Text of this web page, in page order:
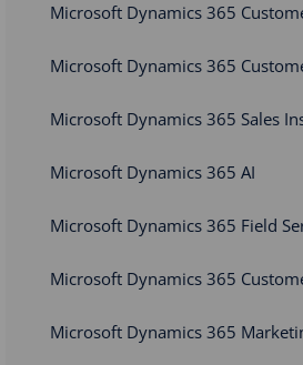
Microsoft Dynamics 365
Microsoft Dynamics 365
Microsoft Dynamics 365 Sales
Microsoft Dynamics 365 AI
Microsoft Dynamics 365 Field
Microsoft Dynamics 365
Microsoft Dynamics 365